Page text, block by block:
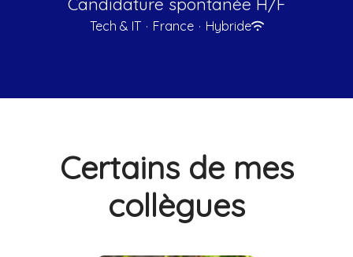
Tech & IT · France · Hybride
Certains de mes
collègues